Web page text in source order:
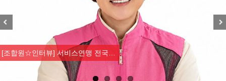
[조합원☆인터뷰] 서비스연맹 전국…